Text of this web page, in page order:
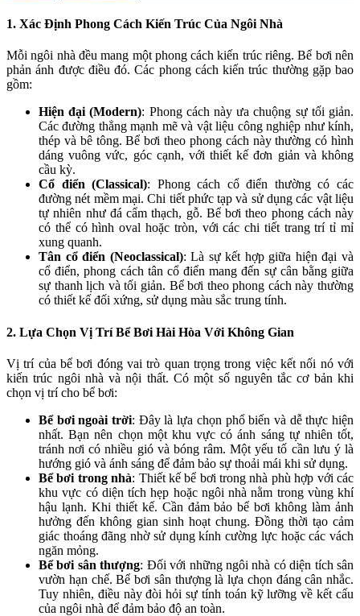
1. Xác Định Phong Cách Kiến Trúc Của Ngôi Nhà
Mỗi ngôi nhà đều mang một phong cách kiến trúc riêng. Bể bơi nên
phản ánh được điều đó. Các phong cách kiến trúc thường gặp bao
gồm:
Hiện đại (Modern): Phong cách này ưa chuộng sự tối giản.
Các đường thẳng mạnh mẽ và vật liệu công nghiệp như kính,
thép và bê tông. Bể bơi theo phong cách này thường có hình
dáng vuông vức, góc cạnh, với thiết kế đơn giản và không
cầu kỳ.
Cổ điển (Classical): Phong cách cổ điển thường có các
đường nét mềm mại. Chi tiết phức tạp và sử dụng các vật liệu
tự nhiên như đá cẩm thạch, gỗ. Bể bơi theo phong cách này
có thể có hình oval hoặc tròn, với các chi tiết trang trí tỉ mỉ
xung quanh.
Tân cổ điển (Neoclassical): Là sự kết hợp giữa hiện đại và
cổ điển, phong cách tân cổ điển mang đến sự cân bằng giữa
sự thanh lịch và tối giản. Bể bơi theo phong cách này thường
có thiết kế đối xứng, sử dụng màu sắc trung tính.
2. Lựa Chọn Vị Trí Bể Bơi Hài Hòa Với Không Gian
Vị trí của bể bơi đóng vai trò quan trọng trong việc kết nối nó với
kiến trúc ngôi nhà và nội thất. Có một số nguyên tắc cơ bản khi
chọn vị trí cho bể bơi:
Bể bơi ngoài trời: Đây là lựa chọn phổ biến và dễ thực hiện
nhất. Bạn nên chọn một khu vực có ánh sáng tự nhiên tốt,
tránh nơi có nhiều gió và bóng râm. Một yếu tố cần lưu ý là
hướng gió và ánh sáng để đảm bảo sự thoải mái khi sử dụng.
Bể bơi trong nhà: Thiết kế bể bơi trong nhà phù hợp với các
khu vực có diện tích hẹp hoặc ngôi nhà nằm trong vùng khí
hậu lạnh. Khi thiết kế. Cần đảm bảo bể bơi không làm ảnh
hưởng đến không gian sinh hoạt chung. Đồng thời tạo cảm
giác thoáng đãng nhờ sử dụng kính cường lực hoặc các vách
ngăn mỏng.
Bể bơi sân thượng: Đối với những ngôi nhà có diện tích sân
vườn hạn chế. Bể bơi sân thượng là lựa chọn đáng cân nhắc.
Tuy nhiên, điều này đòi hỏi sự tính toán kỹ lưỡng về kết cấu
của ngôi nhà để đảm bảo độ an toàn.